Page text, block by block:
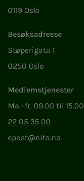
0119 Oslo
Besøksadresse
Støperigata 1
0250 Oslo
Medlemstjenester
Ma.–fr. 09.00 til 15.00
22 05 35 00
epost@nito.no